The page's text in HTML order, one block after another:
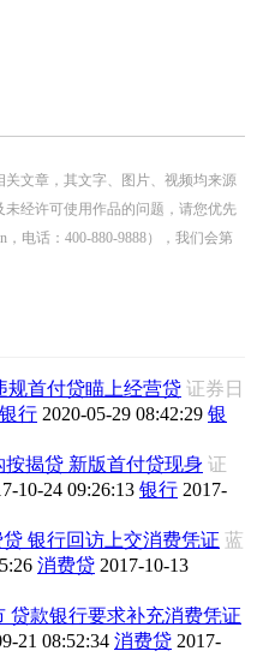
文章，其文字、图片、视频均来源
经许可使用作品的问题，请您优先
，电话：400-880-9888），我们会第
规首付贷瞄上经营贷 证券日
银行 2020-05-29 08:42:29 银
揭贷 新版首付贷现身 证
10-24 09:26:13 银行 2017-
银行回访上交消费凭证 蓝
消费贷 2017-10-13
贷款银行要求补充消费凭证
21 08:52:34 消费贷 2017-